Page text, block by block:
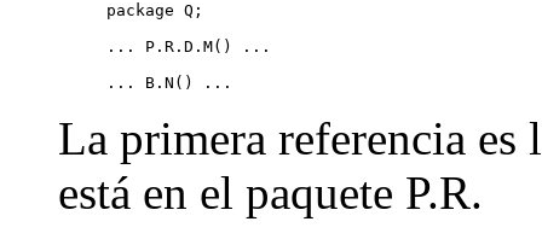
package Q;
... P.R.D.M() ...
La primera referencia es
está en el paquete P.R.